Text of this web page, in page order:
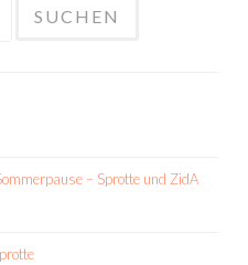
– Sprotte und ZidA